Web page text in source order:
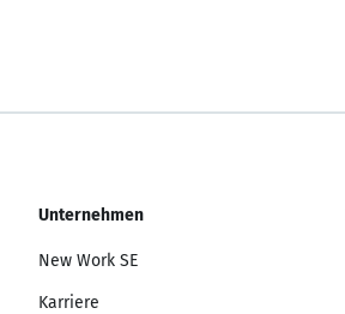
Unternehmen
New Work SE
Karriere